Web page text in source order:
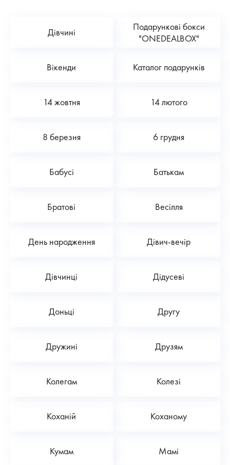
Дівчині
Подарункові бокси
"ONEDEALBOX"
Вікенди Каталог подарунків
14 жовтня 14 лютого
8 березня 6 грудня
Бабусі Батькам
Братові Весілля
День народження Дівич-вечір
Дівчинці Дідусеві
Доньці Другу
Дружині Друзям
Колегам Колезі
Коханій Коханому
Кумам Мамі